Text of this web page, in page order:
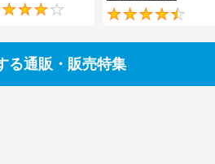
4.6 4
る通販・販売特集